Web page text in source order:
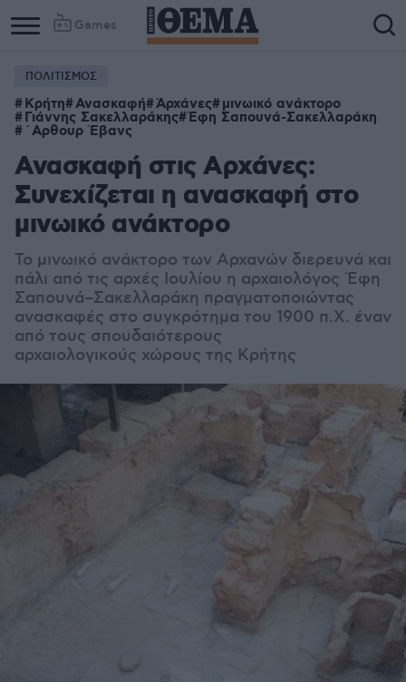
Games
Column
1
Column
2
ΠΟΛΙΤΙΣΜΟΣ
Κρήτη Ανασκαφή Άρχάνες μινωικό ανάκτορο
Γιάννης Σακελλαράκης Έφη Σαπουνά-Σακελλαράκη
΄Αρθουρ Έβανς
Ανασκαφή στις Αρχάνες:
Συνεχίζεται η ανασκαφή στο
μινωικό ανάκτορο
Το μινωικό ανάκτορο των Αρχανών διερευνά και
πάλι από τις αρχές Ιουλίου η αρχαιολόγος Έφη
Σαπουνά–Σακελλαράκη πραγματοποιώντας
ανασκαφές στο συγκρότημα του 1900 π.Χ. έναν
από τους σπουδαιότερους
αρχαιολογικούς χώρους της Κρήτης